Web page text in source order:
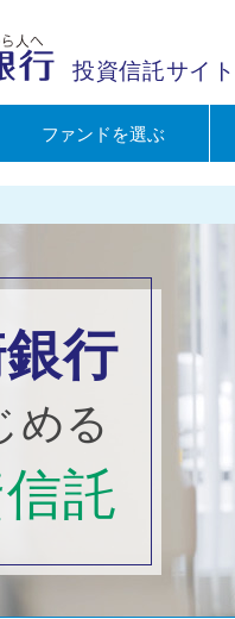
投資信託サイト
ファンドを選ぶ
行
める
託